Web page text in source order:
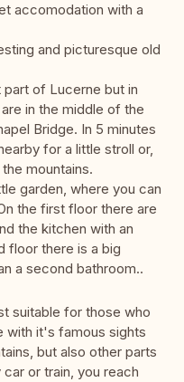
accomodation with a
and picturesque old
part of Lucerne but in
in the middle of the
Bridge. In 5 minutes
for a little stroll or,
mountains.
garden, where you can
the first floor there are
the kitchen with an
floor there is a big
a second bathroom..
suitable for those who
with it's famous sights
but also other parts
or train, you reach